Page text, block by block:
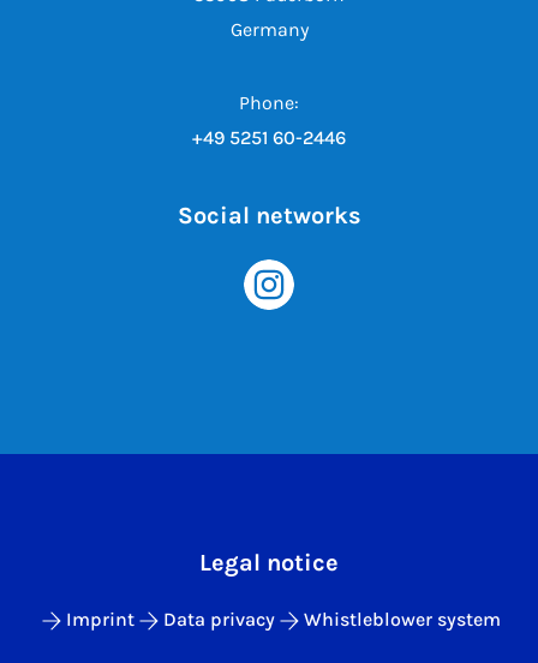
Germany
Phone:
+49 5251 60-2446
Social networks
Legal notice
Imprint Data privacy Whistleblower system